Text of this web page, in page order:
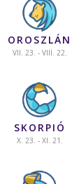
OROSZLÁN
VII. 23. - VIII. 22.
SKORPIÓ
X. 23. - XI. 21.